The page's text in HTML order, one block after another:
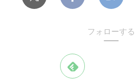
フォローする